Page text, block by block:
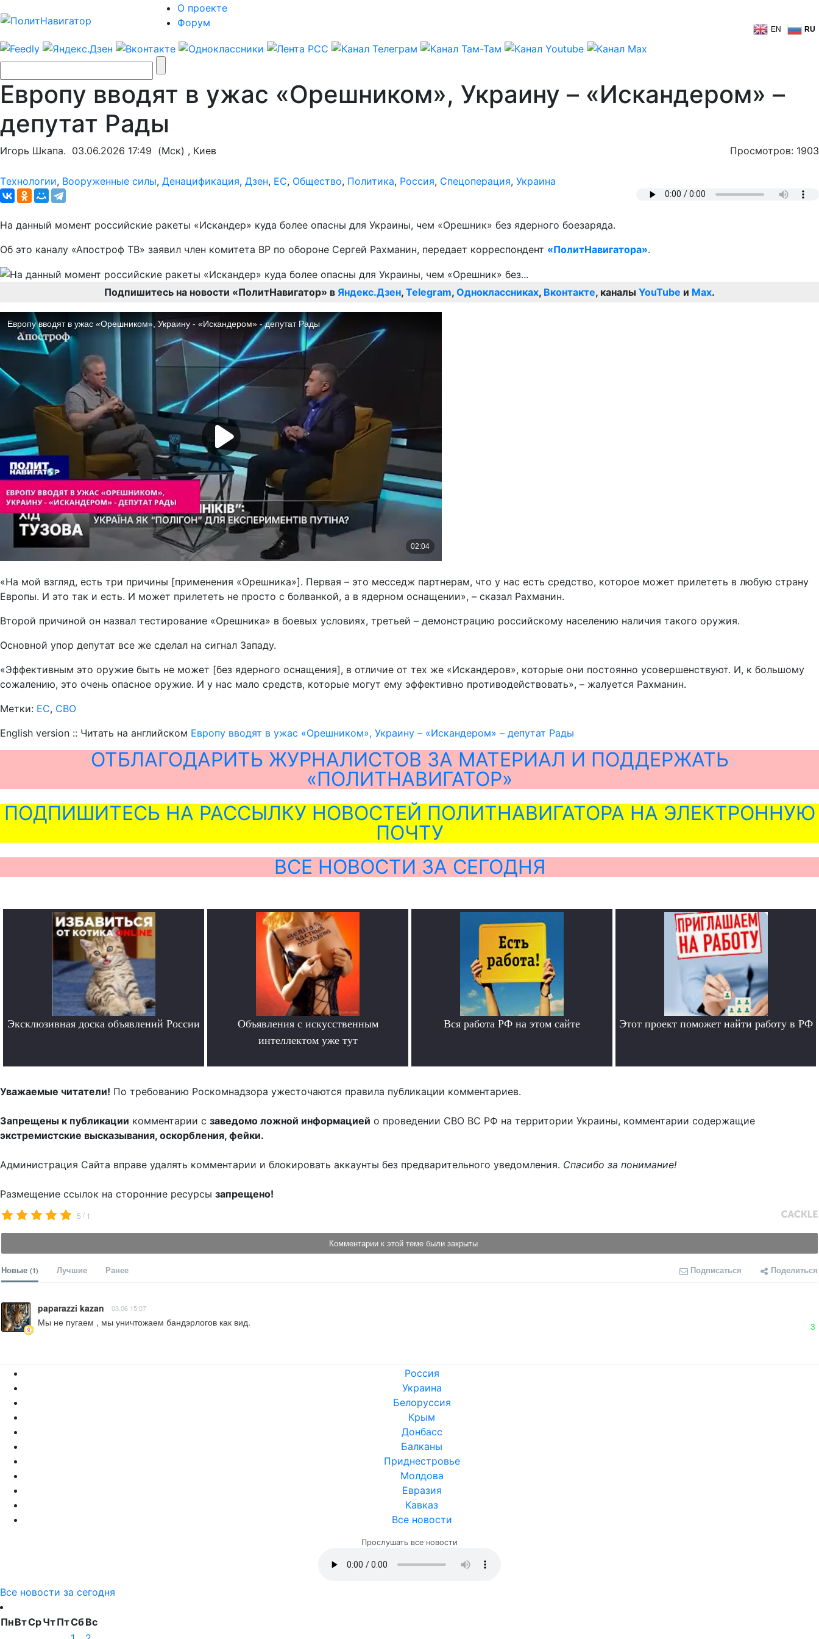
О проекте
Форум
EN RU
Европу вводят в ужас «Орешником», Украину – «Искандером» –
депутат Рады
Игорь Шкапа. 03.06.2026 17:49 (Мск) , Киев Просмотров: 1903
Tехнологии, Вооруженные силы, Денацификация, Дзен, ЕС, Общество, Политика, Россия, Спецоперация, Украина
На данный момент российские ракеты «Искандер» куда более опасны для Украины, чем «Орешник» без ядерного боезаряда.
Об это каналу «Апостроф ТВ» заявил член комитета ВР по обороне Сергей Рахманин, передает корреспондент «ПолитНавигатора».
Подпишитесь на новости «ПолитНавигатор» в Яндекс.Дзен, Telegram, Одноклассниках, Вконтакте, каналы YouTube и Max.
«На мой взгляд, есть три причины [применения «Орешника»]. Первая – это месседж партнерам, что у нас есть средство, которое может прилететь в любую страну
Европы. И это так и есть. И может прилететь не просто с болванкой, а в ядерном оснащении», – сказал Рахманин.
Второй причиной он назвал тестирование «Орешника» в боевых условиях, третьей – демонстрацию российскому населению наличия такого оружия.
Основной упор депутат все же сделал на сигнал Западу.
«Эффективным это оружие быть не может [без ядерного оснащения], в отличие от тех же «Искандеров», которые они постоянно усовершенствуют. И, к большому
сожалению, это очень опасное оружие. И у нас мало средств, которые могут ему эффективно противодействовать», – жалуется Рахманин.
Метки: ЕС, СВО
English version :: Читать на английском Европу вводят в ужас «Орешником», Украину – «Искандером» – депутат Рады
ОТБЛАГОДАРИТЬ ЖУРНАЛИСТОВ ЗА МАТЕРИАЛ И ПОДДЕРЖАТЬ
«ПОЛИТНАВИГАТОР»
ПОДПИШИТЕСЬ НА РАССЫЛКУ НОВОСТЕЙ ПОЛИТНАВИГАТОРА НА ЭЛЕКТРОННУЮ
ПОЧТУ
ВСЕ НОВОСТИ ЗА СЕГОДНЯ
Эксклюзивная доска объявлений России
Объявления с искусственным
интеллектом уже тут
Вся работа РФ на этом сайте Этот проект поможет найти работу в РФ
Уважаемые читатели! По требованию Роскомнадзора ужесточаются правила публикации комментариев.
Запрещены к публикации комментарии с заведомо ложной информацией о проведении СВО ВС РФ на территории Украины, комментарии содержащие
экстремистские высказывания, оскорбления, фейки.
Администрация Сайта вправе удалять комментарии и блокировать аккаунты без предварительного уведомления. Спасибо за понимание!
Размещение ссылок на сторонние ресурсы запрещено!
5 / 1
Комментарии к этой теме были закрыты
Новые (1) Лучшие Ранее Подписаться Поделиться
paparazzi kazan 03.06 15:07
Мы не пугаем , мы уничтожаем бандэрлогов как вид. 3
Россия
Украина
Белоруссия
Крым
Донбасс
Балканы
Приднестровье
Молдова
Евразия
Кавказ
Все новости
Прослушать все новости
Все новости за сегодня
ПнВтСрЧтПтСбВс